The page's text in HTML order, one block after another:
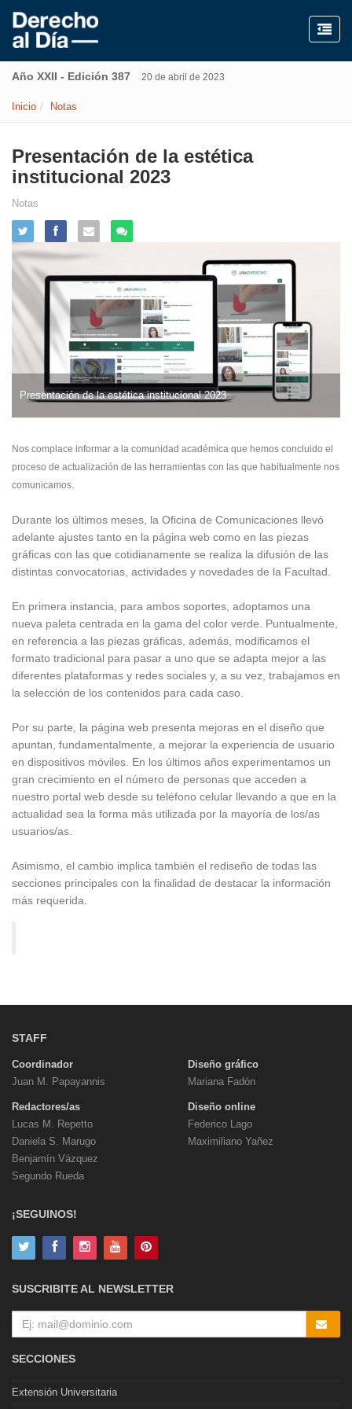
Año XXII - Edición 387 20 de abril de 2023
Inicio Notas
Presentación de la estética
institucional 2023
Notas
Presentación de la estética institucional 2023
Nos complace informar a la comunidad académica que hemos concluido el
proceso de actualización de las herramientas con las que habitualmente nos
comunicamos.
Durante los últimos meses, la Oficina de Comunicaciones llevó
adelante ajustes tanto en la página web como en las piezas
gráficas con las que cotidianamente se realiza la difusión de las
distintas convocatorias, actividades y novedades de la Facultad.
En primera instancia, para ambos soportes, adoptamos una
nueva paleta centrada en la gama del color verde. Puntualmente,
en referencia a las piezas gráficas, además, modificamos el
formato tradicional para pasar a uno que se adapta mejor a las
diferentes plataformas y redes sociales y, a su vez, trabajamos en
la selección de los contenidos para cada caso.
Por su parte, la página web presenta mejoras en el diseño que
apuntan, fundamentalmente, a mejorar la experiencia de usuario
en dispositivos móviles. En los últimos años experimentamos un
gran crecimiento en el número de personas que acceden a
nuestro portal web desde su teléfono celular llevando a que en la
actualidad sea la forma más utilizada por la mayoría de los/as
usuarios/as.
Asimismo, el cambio implica también el rediseño de todas las
secciones principales con la finalidad de destacar la información
más requerida.
STAFF
Coordinador
Juan M. Papayannis
Redactores/as
Lucas M. Repetto
Daniela S. Marugo
Benjamín Vázquez
Segundo Rueda
Diseño gráfico
Mariana Fadón
Diseño online
Federico Lago
Maximiliano Yañez
¡SEGUINOS!
SUSCRIBITE AL NEWSLETTER
SECCIONES
Extensión Universitaria